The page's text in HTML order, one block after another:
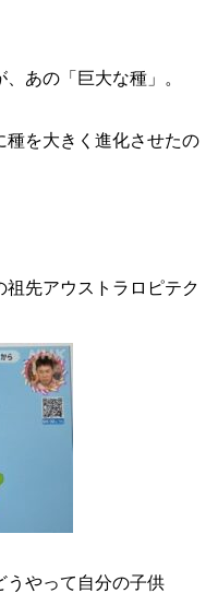
あの「巨大な種」。
種を大きく進化させたの
先アウストラロピテク
うやって自分の子供